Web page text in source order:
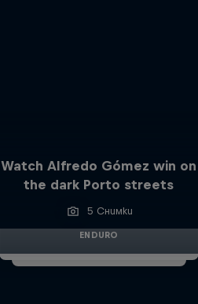
Watch Alfredo Gómez win on
the dark Porto streets
5 Снимки
ENDURO